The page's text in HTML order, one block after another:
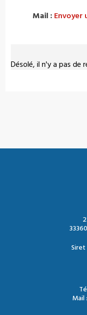
Désolé, il n'y a pas de
Mail : Envoyer
Siret